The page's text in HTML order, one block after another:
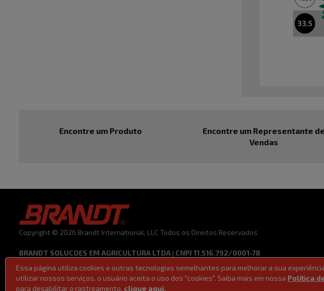
Encontre um Produto
Encontre um Representante de
Vendas
Copyright © 2026 Brandt International, LLC Todos os Direitos Reservados
BRANDT SOLUCOES EM AGRICULTURA LTDA | CNPJ 11.516.792/0001-78
Termos de Uso Código de Ética e Conduta Política de Privacidade
Ferramentas de vendas
Lei 14611/2023 | Lei da Igualdade Salarial
Essa página utiliza cookies e outras tecnologias semelhantes para melhorar a sua
utilizar nossos serviços, o usuário aceita o uso dos "cookies". Saiba mais em nossa Política
para desabilitar o rastreamento, clique aqui.